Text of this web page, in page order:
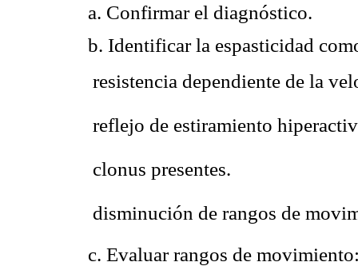
a. Confirmar el diagnóstico.
b. Identificar la espasticidad
 resistencia dependiente de la
 reflejo de estiramiento
 clonus presentes.
 disminución de rangos de
c. Evaluar rangos de